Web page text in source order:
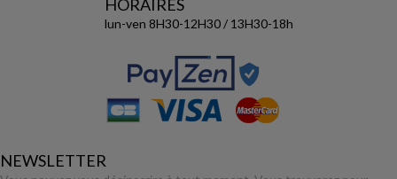
HORAIRES
lun-ven 8H30-12H30 / 13H30-18h
NEWSLETTER